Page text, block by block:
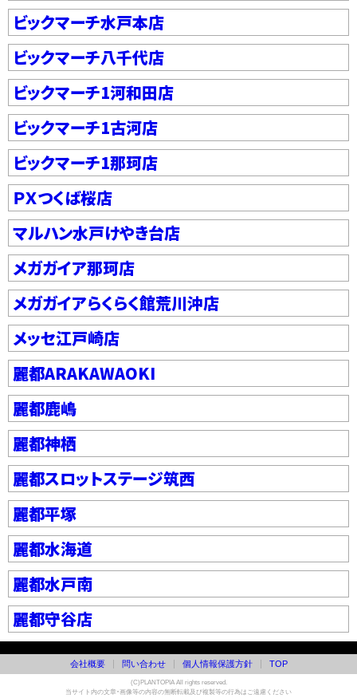
ビックマーチ水戸本店
ビックマーチ八千代店
ビックマーチ1河和田店
ビックマーチ1古河店
ビックマーチ1那珂店
ＰＸつくば桜店
マルハン水戸けやき台店
メガガイア那珂店
メガガイアらくらく館荒川沖店
メッセ江戸崎店
麗都ARAKAWAOKI
麗都鹿嶋
麗都神栖
麗都スロットステージ筑西
麗都平塚
麗都水海道
麗都水戸南
麗都守谷店
会社概要 問い合わせ 個人情報保護方針 TOP
(C)PLANTOPIA All rights reserved.
当サイト内の文章・画像等の内容の無断転載及び複製等の行為はご遠慮ください